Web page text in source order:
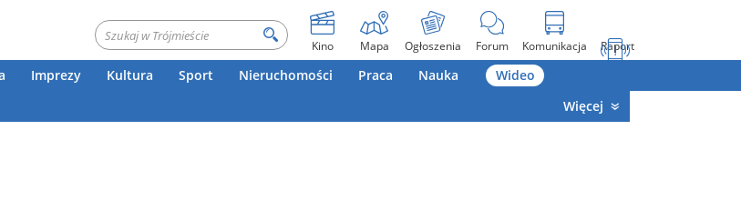
Kino Mapa Ogłoszenia Forum Komunikacja Raport
Imprezy Kultura Sport Nieruchomości Praca Nauka
Wideo
Więcej